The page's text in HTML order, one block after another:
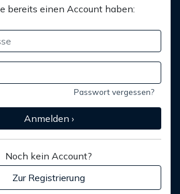
bereits einen Account haben:
Passwort vergessen?
Anmelden ›
Noch kein Account?
Zur Registrierung